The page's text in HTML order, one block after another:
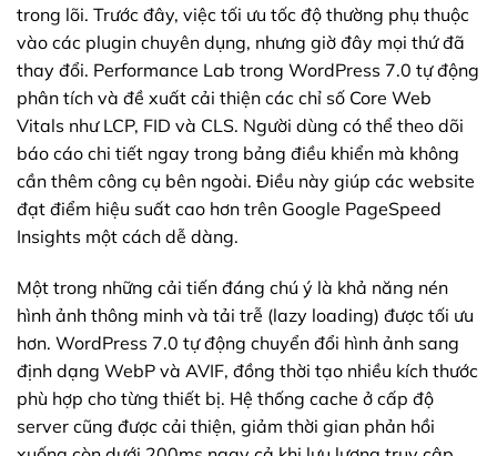
trong lõi. Trước đây, việc tối ưu tốc độ thường phụ thuộc
vào các plugin chuyên dụng, nhưng giờ đây mọi thứ đã
thay đổi. Performance Lab trong WordPress 7.0 tự động
phân tích và đề xuất cải thiện các chỉ số Core Web
Vitals như LCP, FID và CLS. Người dùng có thể theo dõi
báo cáo chi tiết ngay trong bảng điều khiển mà không
cần thêm công cụ bên ngoài. Điều này giúp các website
đạt điểm hiệu suất cao hơn trên Google PageSpeed
Insights một cách dễ dàng.
Một trong những cải tiến đáng chú ý là khả năng nén
hình ảnh thông minh và tải trễ (lazy loading) được tối ưu
hơn. WordPress 7.0 tự động chuyển đổi hình ảnh sang
định dạng WebP và AVIF, đồng thời tạo nhiều kích thước
phù hợp cho từng thiết bị. Hệ thống cache ở cấp độ
server cũng được cải thiện, giảm thời gian phản hồi